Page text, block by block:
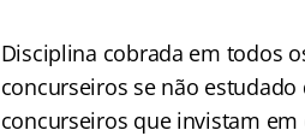
Disciplina cobrada em todos
concurseiros se não
concurseiros que invistam